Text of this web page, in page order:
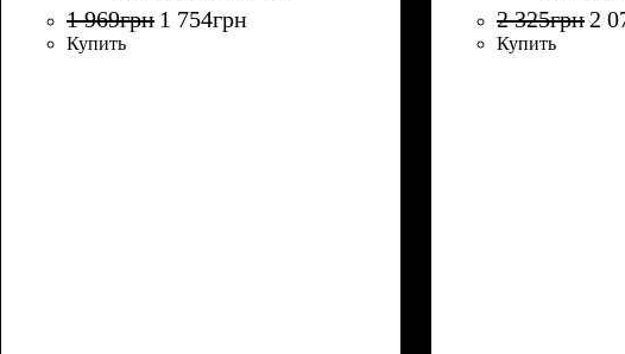
1 969грн 1 754грн
Купить
2 325грн2
Купить